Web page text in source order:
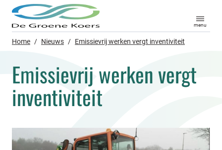
menu
Home / Nieuws / Emissievrij werken vergt inventiviteit
Emissievrij werken vergt
inventiviteit